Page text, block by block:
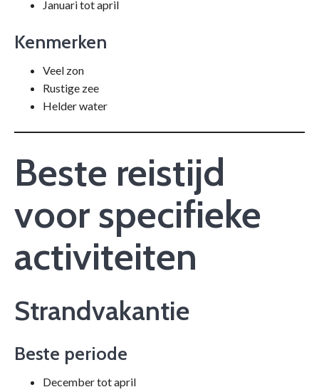
Januari tot april
Kenmerken
Veel zon
Rustige zee
Helder water
Beste reistijd
voor specifieke
activiteiten
Strandvakantie
Beste periode
December tot april